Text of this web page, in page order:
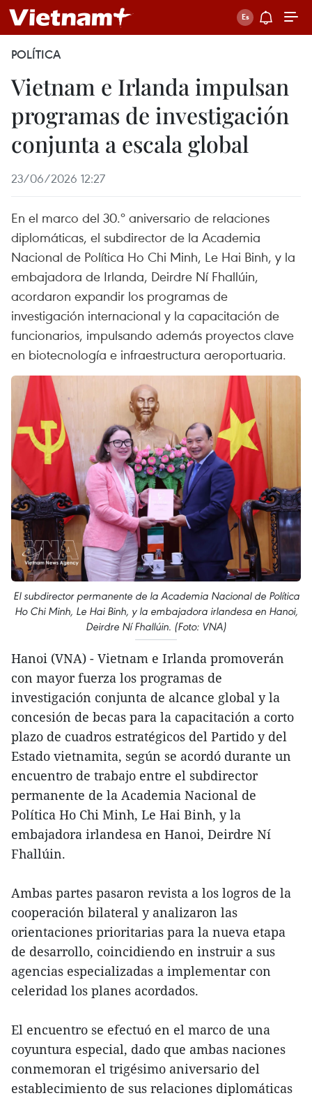
POLÍTICA
Vietnam e Irlanda impulsan
programas de investigación
conjunta a escala global
23/06/2026 12:27
En el marco del 30.º aniversario de relaciones
diplomáticas, el subdirector de la Academia
Nacional de Política Ho Chi Minh, Le Hai Binh, y la
embajadora de Irlanda, Deirdre Ní Fhallúin,
acordaron expandir los programas de
investigación internacional y la capacitación de
funcionarios, impulsando además proyectos clave
en biotecnología e infraestructura aeroportuaria.
El subdirector permanente de la Academia Nacional de Política
Ho Chi Minh, Le Hai Binh, y la embajadora irlandesa en Hanoi,
Deirdre Ní Fhallúin. (Foto: VNA)
Hanoi (VNA) - Vietnam e Irlanda promoverán
con mayor fuerza los programas de
investigación conjunta de alcance global y la
concesión de becas para la capacitación a corto
plazo de cuadros estratégicos del Partido y del
Estado vietnamita, según se acordó durante un
encuentro de trabajo entre el subdirector
permanente de la Academia Nacional de
Política Ho Chi Minh, Le Hai Binh, y la
embajadora irlandesa en Hanoi, Deirdre Ní
Fhallúin.
Ambas partes pasaron revista a los logros de la
cooperación bilateral y analizaron las
orientaciones prioritarias para la nueva etapa
de desarrollo, coincidiendo en instruir a sus
agencias especializadas a implementar con
celeridad los planes acordados.
El encuentro se efectuó en el marco de una
coyuntura especial, dado que ambas naciones
conmemoran el trigésimo aniversario del
establecimiento de sus relaciones diplomáticas